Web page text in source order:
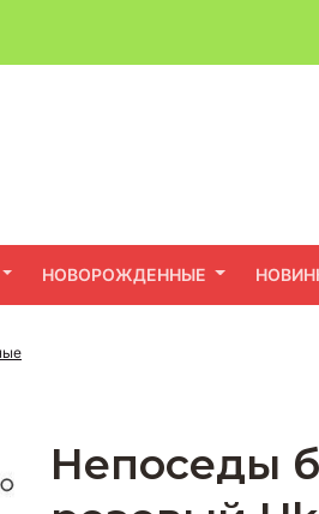
НОВОРОЖДЕННЫЕ
Непоседы